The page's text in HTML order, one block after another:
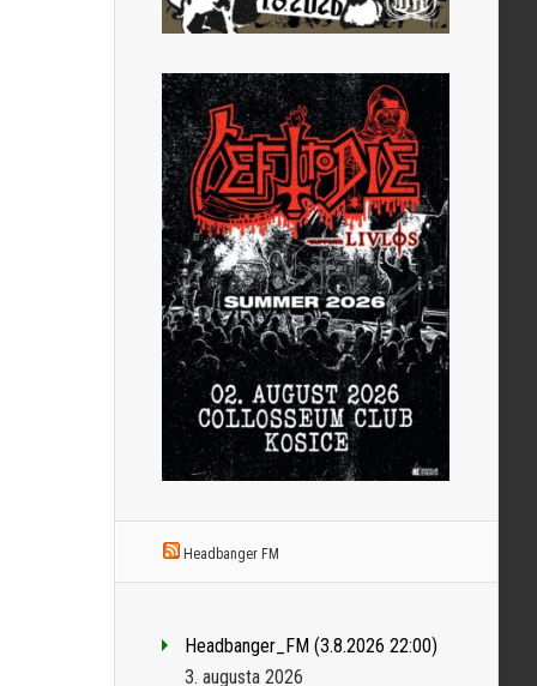
Headbanger FM
Headbanger_FM (3.8.2026 22:00)
3. augusta 2026